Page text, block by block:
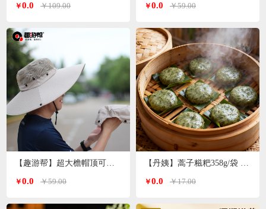
￥0.0 ￥109.00
【趣游帮】超大檐帽顶可拆卸防晒帽（S-2308）
￥0.0 ￥59.00
￥0.0 ￥59.00
【丹姨】蒿子糍粑358g/袋 6个装（甜味）
￥0.0 ￥17.00